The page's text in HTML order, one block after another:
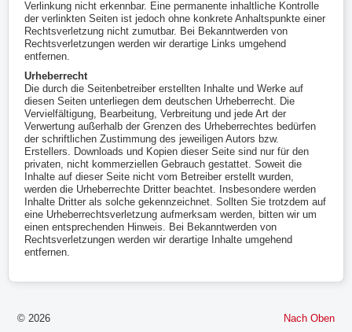
Verlinkung nicht erkennbar. Eine permanente inhaltliche Kontrolle
der verlinkten Seiten ist jedoch ohne konkrete Anhaltspunkte einer
Rechtsverletzung nicht zumutbar. Bei Bekanntwerden von
Rechtsverletzungen werden wir derartige Links umgehend
entfernen.
Urheberrecht
Die durch die Seitenbetreiber erstellten Inhalte und Werke auf
diesen Seiten unterliegen dem deutschen Urheberrecht. Die
Vervielfältigung, Bearbeitung, Verbreitung und jede Art der
Verwertung außerhalb der Grenzen des Urheberrechtes bedürfen
der schriftlichen Zustimmung des jeweiligen Autors bzw.
Erstellers. Downloads und Kopien dieser Seite sind nur für den
privaten, nicht kommerziellen Gebrauch gestattet. Soweit die
Inhalte auf dieser Seite nicht vom Betreiber erstellt wurden,
werden die Urheberrechte Dritter beachtet. Insbesondere werden
Inhalte Dritter als solche gekennzeichnet. Sollten Sie trotzdem auf
eine Urheberrechtsverletzung aufmerksam werden, bitten wir um
einen entsprechenden Hinweis. Bei Bekanntwerden von
Rechtsverletzungen werden wir derartige Inhalte umgehend
entfernen.
Nach Oben
© 2026